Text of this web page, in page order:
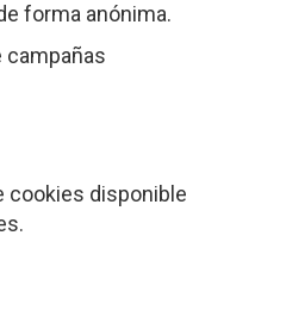
forma anónima.
campañas
cookies disponible